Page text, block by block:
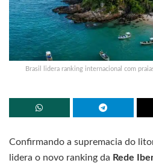
Brasil lidera ranking internacional com
Confirmando a supremacia do
lidera o novo ranking da Rede